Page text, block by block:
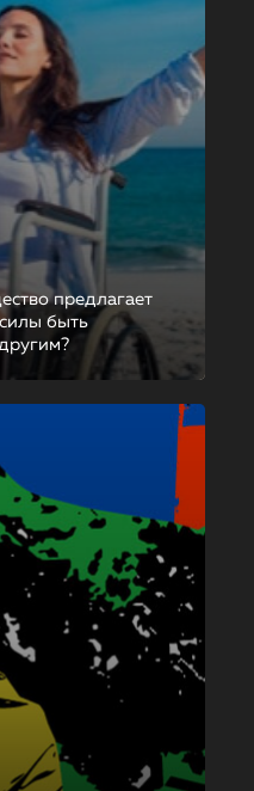
предлагает
быть